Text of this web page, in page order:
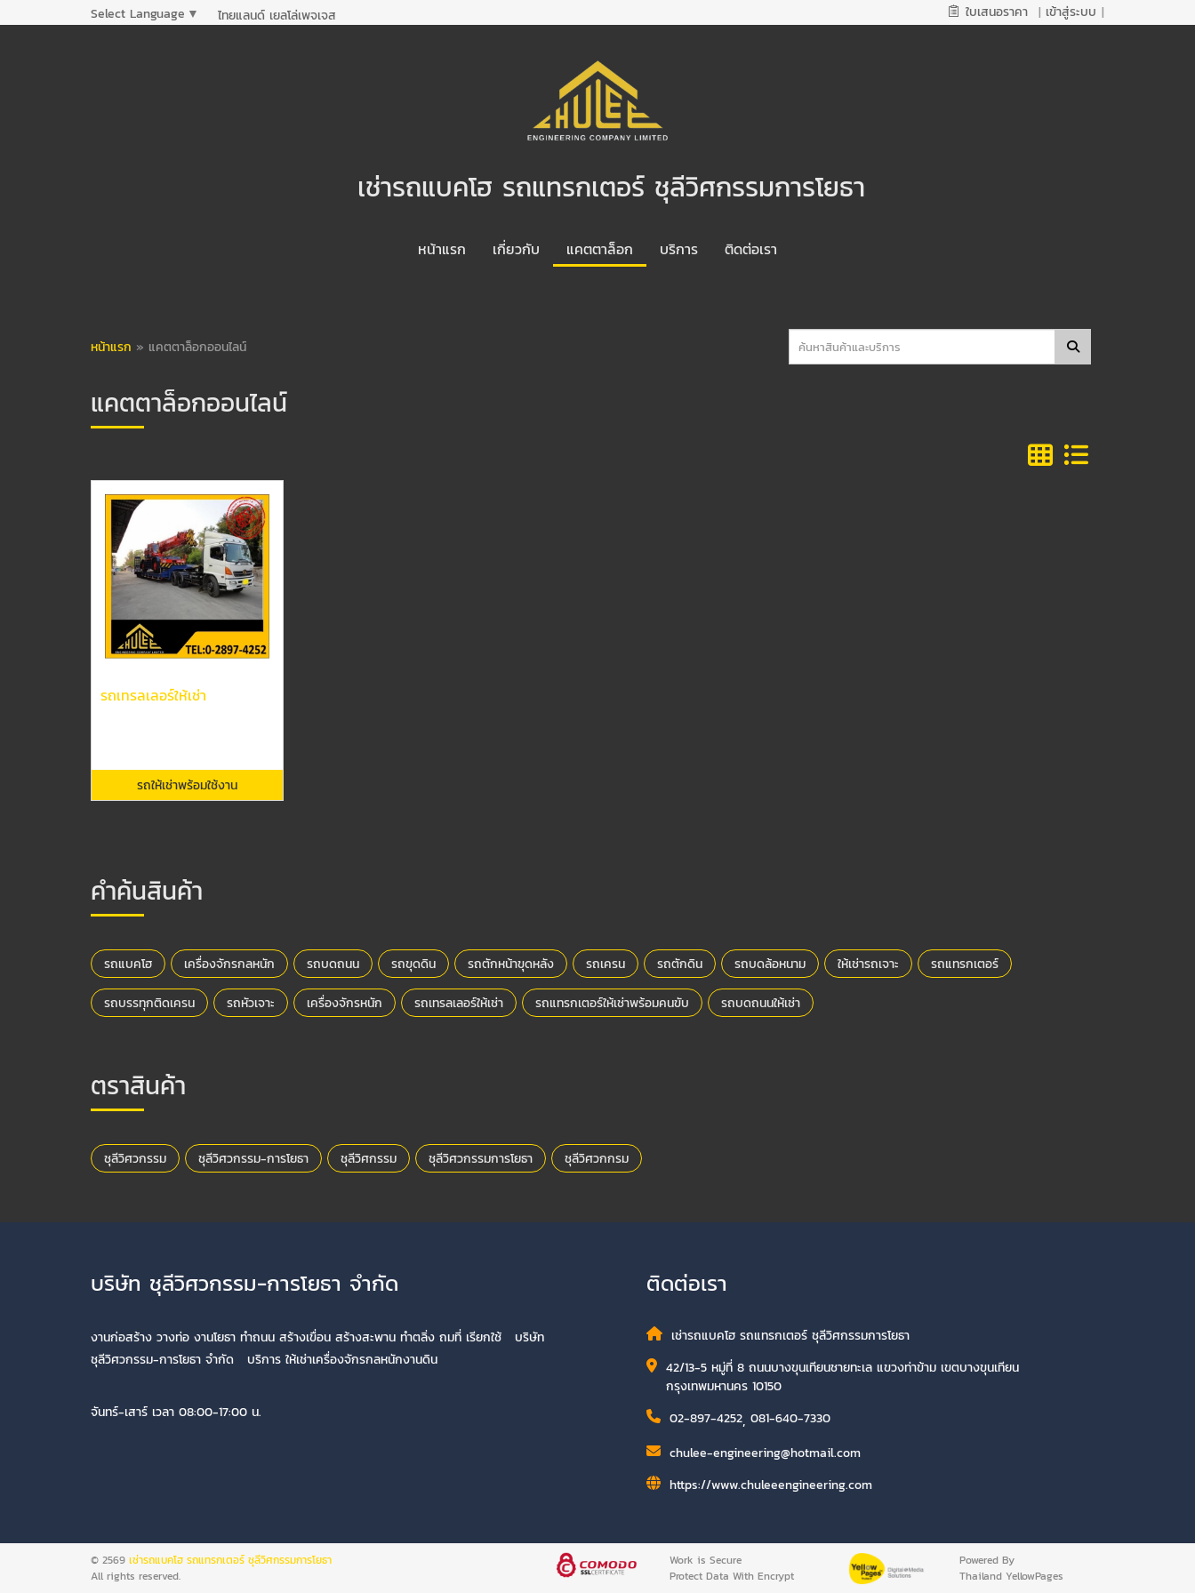
Select Language ▼ ไทยแลนด์ เยลโล่เพจเจส ใบเสนอราคา | เข้าสู่ระบบ |
เช่ารถแบคโฮ รถแทรกเตอร์ ชุลีวิศกรรมการโยธา
หน้าแรก เกี่ยวกับ แคตตาล็อก บริการ ติดต่อเรา
หน้าแรก » แคตตาล็อกออนไลน์
แคตตาล็อกออนไลน์
รถเทรลเลอร์ให้เช่า
รถให้เช่าพร้อมใช้งาน
คำค้นสินค้า
รถแบคโฮ เครื่องจักรกลหนัก รถบดถนน รถขุดดิน รถตักหน้าขุดหลัง รถเครน รถตักดิน รถบดล้อหนาม ให้เช่ารถเจาะ รถแทรกเตอร์
รถบรรทุกติดเครน รถหัวเจาะ เครื่องจักรหนัก รถเทรลเลอร์ให้เช่า รถแทรกเตอร์ให้เช่าพร้อมคนขับ รถบดถนนให้เช่า
ตราสินค้า
ชุลีวิศวกรรม ชุลีวิศวกรรม-การโยธา ชุลีวิศกรรม ชุลีวิศวกรรมการโยธา ชุลีวิศวกกรม
บริษัท ชุลีวิศวกรรม-การโยธา จำกัด
งานก่อสร้าง วางท่อ งานโยธา ทำถนน สร้างเขื่อน สร้างสะพาน ทำตลิ่ง ถมที่ เรียกใช้ บริษัท
ชุลีวิศวกรรม-การโยธา จำกัด บริการ ให้เช่าเครื่องจักรกลหนักงานดิน
จันทร์-เสาร์ เวลา 08:00-17:00 น.
ติดต่อเรา
เช่ารถแบคโฮ รถแทรกเตอร์ ชุลีวิศกรรมการโยธา
42/13-5 หมู่ที่ 8 ถนนบางขุนเทียนชายทะเล แขวงท่าข้าม เขตบางขุนเทียน
กรุงเทพมหานคร 10150
02-897-4252, 081-640-7330
chulee-engineering@hotmail.com
https://www.chuleeengineering.com
© 2569 เช่ารถแบคโฮ รถแทรกเตอร์ ชุลีวิศกรรมการโยธา
All rights reserved.
Work is Secure
Protect Data With Encrypt
Powered By
Thailand YellowPages